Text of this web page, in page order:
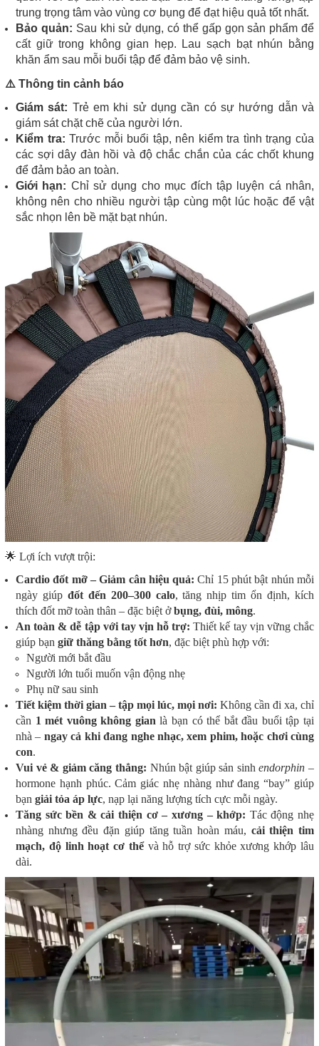
trung trọng tâm vào vùng cơ bụng để đạt hiệu quả tốt nhất.
Bảo quản: Sau khi sử dụng, có thể gấp gọn sản phẩm để
cất giữ trong không gian hẹp. Lau sạch bạt nhún bằng
khăn ẩm sau mỗi buổi tập để đảm bảo vệ sinh.
⚠️ Thông tin cảnh báo
Giám sát: Trẻ em khi sử dụng cần có sự hướng dẫn và
giám sát chặt chẽ của người lớn.
Kiểm tra: Trước mỗi buổi tập, nên kiểm tra tình trạng của
các sợi dây đàn hồi và độ chắc chắn của các chốt khung
để đảm bảo an toàn.
Giới hạn: Chỉ sử dụng cho mục đích tập luyện cá nhân,
không nên cho nhiều người tập cùng một lúc hoặc để vật
sắc nhọn lên bề mặt bạt nhún.
🌟 Lợi ích vượt trội:
Cardio đốt mỡ – Giảm cân hiệu quả:Chỉ 15 phút bật nhún mỗi
ngày giúp đốt đến 200–300 calo, tăng nhịp tim ổn định, kích
thích đốt mỡ toàn thân – đặc biệt ởbụng, đùi, mông.
An toàn & dễ tập với tay vịn hỗ trợ:Thiết kế tay vịn vững chắc
giúp bạn giữ thăng bằng tốt hơn, đặc biệt phù hợp với:
Người mới bắt đầu
Người lớn tuổi muốn vận động nhẹ
Phụ nữ sau sinh
Tiết kiệm thời gian – tập mọi lúc, mọi nơi: Không cần đi xa, chỉ
cần 1 mét vuông không gian là bạn có thể bắt đầu buổi tập tại
nhà – ngay cả khi đang nghe nhạc, xem phim, hoặc chơi cùng
con.
Vui vẻ & giảm căng thẳng: Nhún bật giúp sản sinhendorphin –
hormone hạnh phúc. Cảm giác nhẹ nhàng như đang “bay” giúp
bạn giải tỏa áp lực, nạp lại năng lượng tích cực mỗi ngày.
Tăng sức bền & cải thiện cơ – xương – khớp: Tác động nhẹ
nhàng nhưng đều đặn giúp tăng tuần hoàn máu, cải thiện tim
mạch, độ linh hoạt cơ thểvà hỗ trợ sức khỏe xương khớp lâu
dài.